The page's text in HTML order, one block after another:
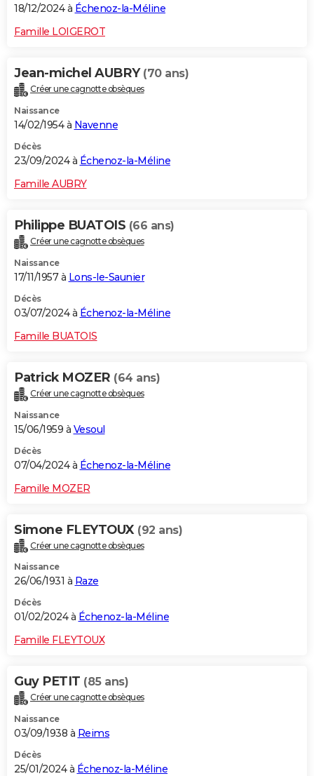
18/12/2024 à Échenoz-la-Méline
Famille LOIGEROT
Jean-michel AUBRY (70 ans)
Créer une cagnotte obsèques
Naissance
14/02/1954 à Navenne
Décès
23/09/2024 à Échenoz-la-Méline
Famille AUBRY
Philippe BUATOIS (66 ans)
Créer une cagnotte obsèques
Naissance
17/11/1957 à Lons-le-Saunier
Décès
03/07/2024 à Échenoz-la-Méline
Famille BUATOIS
Patrick MOZER (64 ans)
Créer une cagnotte obsèques
Naissance
15/06/1959 à Vesoul
Décès
07/04/2024 à Échenoz-la-Méline
Famille MOZER
Simone FLEYTOUX (92 ans)
Créer une cagnotte obsèques
Naissance
26/06/1931 à Raze
Décès
01/02/2024 à Échenoz-la-Méline
Famille FLEYTOUX
Guy PETIT (85 ans)
Créer une cagnotte obsèques
Naissance
03/09/1938 à Reims
Décès
25/01/2024 à Échenoz-la-Méline